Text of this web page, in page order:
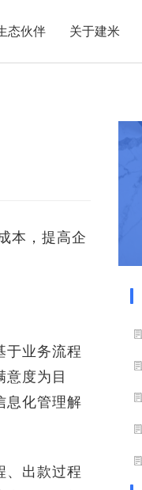
态伙伴 关于建米
本，提高企
业务流程
度为目
息化管理解
出款过程